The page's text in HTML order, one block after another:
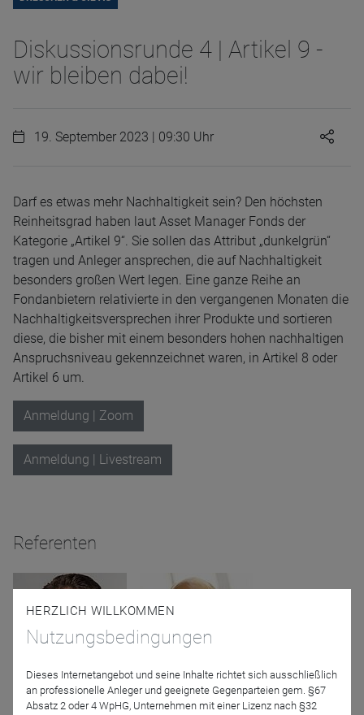
Diskussionsrunde 4 | Artikel 9 -
wir bleiben dabei!
19. September 2023 | 09:30 Uhr
Darf es etwas mehr Nachhaltigkeit sein? Den höchsten
Reinheitsgrad haben laut Asset Manager Fonds der
Kategorie „Artikel 9“. Sie sollen das Attribut „dunkelgrün“
tragen und Anleger ansprechen, die auf Nachhaltigkeit
besonders großen Wert legen. Eine ganze Reihe an
Fondanbietern relativierte in den vergangenen Monaten die
Nachhaltigkeitsversprechen ihrer Produkte und sortieren
diese, die bisher mit einem besonders hohen nachhaltigen
Anspruchsniveau gekennzeichnet waren, in Artikel 8 oder
Artikel 6 um.
Anmeldung | Zoom
Anmeldung | Livestream
Referenten
Niels Nauhauser Rainer Unterstaller
HERZLICH WILLKOMMEN
Nutzungsbedingungen
Dieses Internetangebot und seine Inhalte richtet sich ausschließlich
an professionelle Anleger und geeignete Gegenparteien gem. §67
Absatz 2 oder 4 WpHG, Unternehmen mit einer Lizenz nach §32